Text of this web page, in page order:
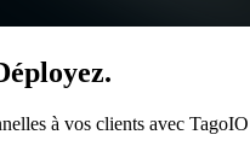
à vos clients avec